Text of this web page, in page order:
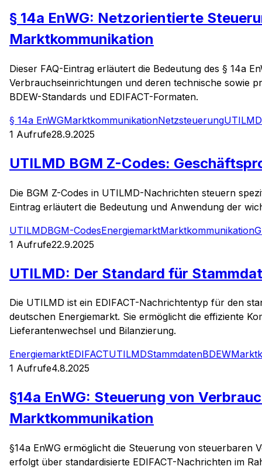
§ 14a EnWG: Netzorientierte
Marktkommunikation
Dieser FAQ-Eintrag erläutert die Bedeutung des § 14a
Verbrauchseinrichtungen und deren technische sowie
BDEW-Standards und EDIFACT-Formaten.
§ 14a EnWGMarktkommunikationNetzsteuerungUTILMD
1 Aufrufe28.9.2025
UTILMD BGM Z-Codes:
Die BGM Z-Codes in UTILMD-Nachrichten steuern
Eintrag erläutert die Bedeutung und Anwendung der
UTILMDBGM-CodesEnergiemarktMarktkommunikation
1 Aufrufe22.9.2025
UTILMD: Der Standard für
Die UTILMD ist ein EDIFACT-Nachrichtentyp für den
deutschen Energiemarkt. Sie ermöglicht die effiziente
Lieferantenwechsel und Bilanzierung.
EnergiemarktEDIFACTUTILMDStammdatenBDEW
1 Aufrufe4.8.2025
§14a EnWG: Steuerung von
Marktkommunikation
§14a EnWG ermöglicht die Steuerung von steuerbaren
erfolgt über standardisierte EDIFACT-Nachrichten im